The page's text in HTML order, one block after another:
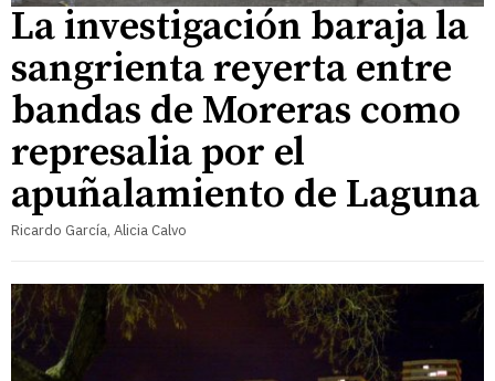
La investigación baraja la
sangrienta reyerta entre
bandas de Moreras como
represalia por el
apuñalamiento de Laguna
Ricardo García, Alicia Calvo